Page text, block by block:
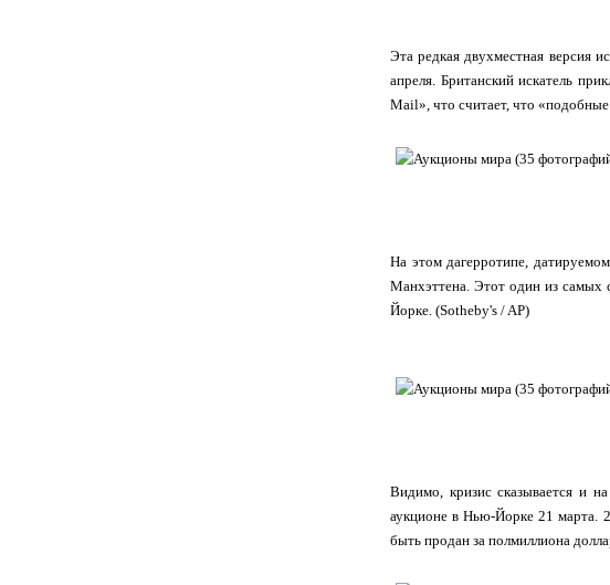
Эта редкая двухместная версия
апреля. Британский искатель
Mail», что считает, что
На этом дагерротипе,
Манхэттена. Этот один из самых
Йорке. (Sotheby's / AP)
Видимо, кризис сказывается и
аукционе в Нью-Йорке 21 марта.
быть продан за полмиллиона